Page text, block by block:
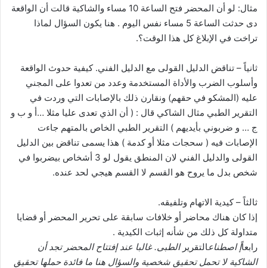
مثال: لو أن المحضر فتح الساعة 10 مساء والشاكية قالت أن الواقعة
دى حدثت الساعة 5 مساء نفس اليوم . هنا يكون السؤال لماذا
تراخت في الإبلاغ كل هذا الوقت؟.
ثانياً – تناقض الدليل القولى مع الدليل الفني. كيفية حدوث الواقعة
وأسلوب الضرب والأداة المستخدمة وعدد من تعدوا على المجني
عليه (المشكو في حقهم) ونقارن ذلك بالإصابات التي وردت في
التقرير الطبي مثال الشاكي قال : ( أن الذي تعدى عليا مثلا …أ و ب و
ج … و ضربوني بأيديهم ) التقرير الطبي الخاص بالمتهم جاءت
الإصابات فيه ( سحجات مثلا أو كدمة ) هذا يسمى تناقض بين الدليل
القولى والدليل الفني لان المنطق يقول لو 3 أشخاص بيضربوا في
شخص بدل ما يروح هو القسم لا القسم هيجي لحد عنده.
ثالثاً – كيدية الاتهام وتلفيقه.
إذا كان هناك محاضر أو خلافات سابقة على تحرير المحضر أو قضايا
متداولة كل ذلك من شأنه إثبات الكيدية .
رابعاًإ اصطناعالتقريرالطبى. غالبا عند إفتتاح المحضر تجد أن
الشاكية لا تحمل تحقيق شخصية والسؤال هنا ما فائدة حملها تحقيق